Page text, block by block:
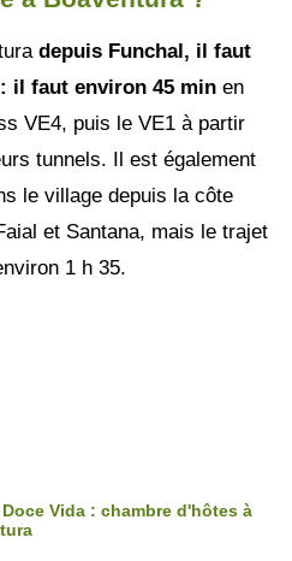
depuis Funchal, il faut
il faut environ 45 min en
VE4, puis le VE1 à partir
tunnels. Il est également
le village depuis la côte
et Santana, mais le trajet
1 h 35.
Doce Vida : chambre d'hôtes à